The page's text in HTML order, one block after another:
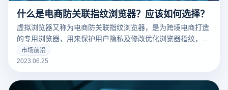
什么是电商防关联指纹浏览器？应该如何选择？
虚拟浏览器又称为电商防关联指纹浏览器，是为跨境电商打造
的专用浏览器，用来保护用户隐私及修改优化浏览器指纹，使
不被平台检测到造成封号。
市场前沿
2023.06.25